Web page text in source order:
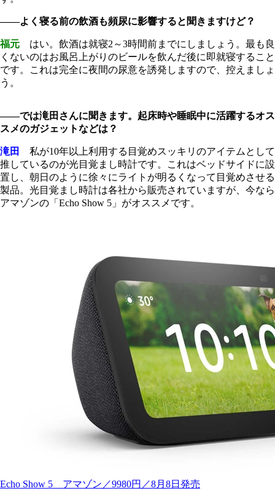
――よく寝る前の飲酒も頻尿に影響すると聞きますけど？
福元 はい。飲酒は就寝2～3時間前までにしましょう。最も良
くないのはお風呂上がりのビールを飲んだ後に即就寝すること
です。これは完全に夜間の尿意を誘発しますので、控えましょ
う。
――では滝田さんに聞きます。起床時や睡眠中に活躍するオス
スメのガジェットなどは？
滝田
私が10年以上利用する目覚めスッキリのアイテムとして
推しているのが光目覚まし時計です。これはベッドサイドに設
置し、朝日のように徐々にライトが明るくなって目覚めさせる
製品。光目覚まし時計は各社から販売されていますが、今なら
アマゾンの「Echo Show 5」がオススメです。
Echo Show 5 アマゾン／9980円／8月8日発売